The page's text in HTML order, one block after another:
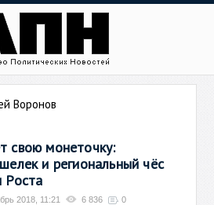
Воронов
свою монеточку:
и региональный чёс
Роста
2018, 11:21 6 836 0